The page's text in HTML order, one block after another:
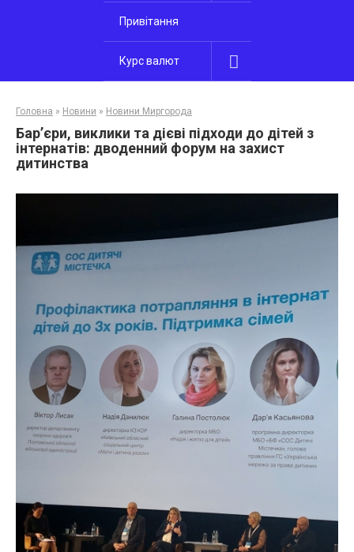
Привітання
Курс валют
Головна » Новини » Новини Миргорода
Бар’єри, виклики та дієві підходи до дітей з
інтернатів: дводенний форум на захист
дитинства